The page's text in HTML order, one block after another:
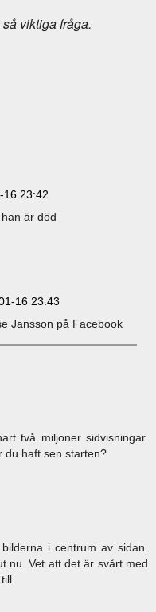
viktiga fråga.
16 23:42
är död
16 23:43
Jansson på Facebook
två miljoner sidvisningar.
du haft sen starten?
i centrum av sidan.
nu. Vet att det är svårt med